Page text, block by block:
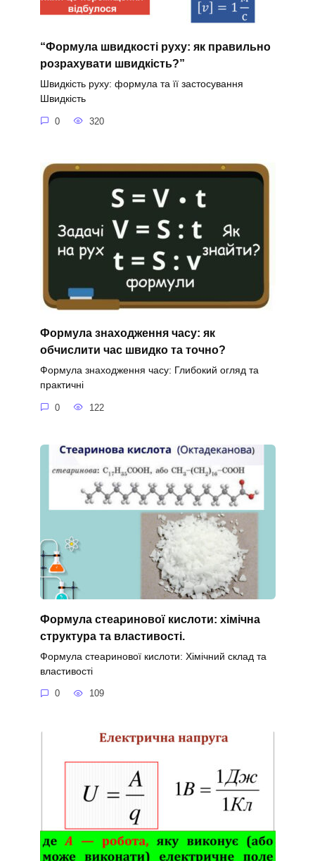
“Формула швидкості руху: як правильно
розрахувати швидкість?”
Швидкість руху: формула та її застосування
Швидкість
0 320
Формула знаходження часу: як
обчислити час швидко та точно?
Формула знаходження часу: Глибокий огляд та
практичні
0 122
Формула стеаринової кислоти: хімічна
структура та властивості.
Формула стеаринової кислоти: Хімічний склад та
властивості
0 109